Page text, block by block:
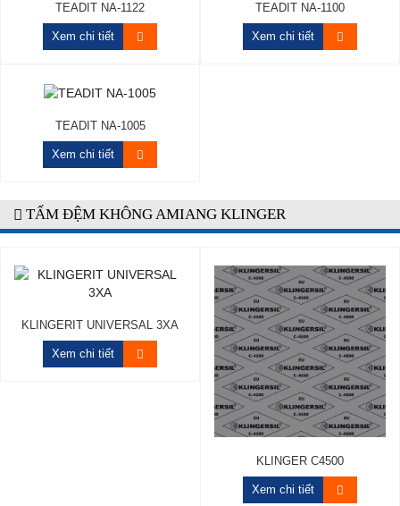
TEADIT NA-1122
Xem chi tiết
TEADIT NA-1100
Xem chi tiết
TEADIT NA-1005
Xem chi tiết
TẤM ĐỆM KHÔNG AMIANG KLINGER
KLINGERIT UNIVERSAL 3XA
Xem chi tiết
KLINGER C4500
Xem chi tiết